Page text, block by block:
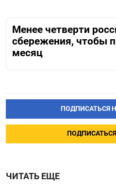
Менее четверти
сбережения, чтобы
месяц
ПОДПИСАТЬСЯ
ПОДПИСАТЬСЯ
ЧИТАТЬ ЕЩЕ